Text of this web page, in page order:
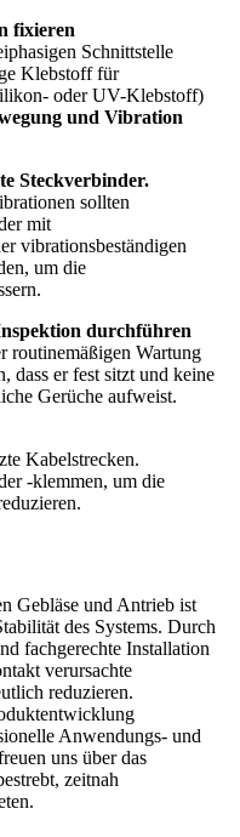
fixieren
Schnittstelle
Klebstoff für
oder UV-Klebstoff)
und Vibration
Steckverbinder.
sollten
mit
vibrationsbeständigen
um die
durchführen
routinemäßigen Wartung
dass er fest sitzt und keine
Gerüche aufweist.
Kabelstrecken.
-klemmen, um die
Gebläse und Antrieb ist
des Systems. Durch
fachgerechte Installation
verursachte
reduzieren.
Anwendungs- und
uns über das
zeitnah